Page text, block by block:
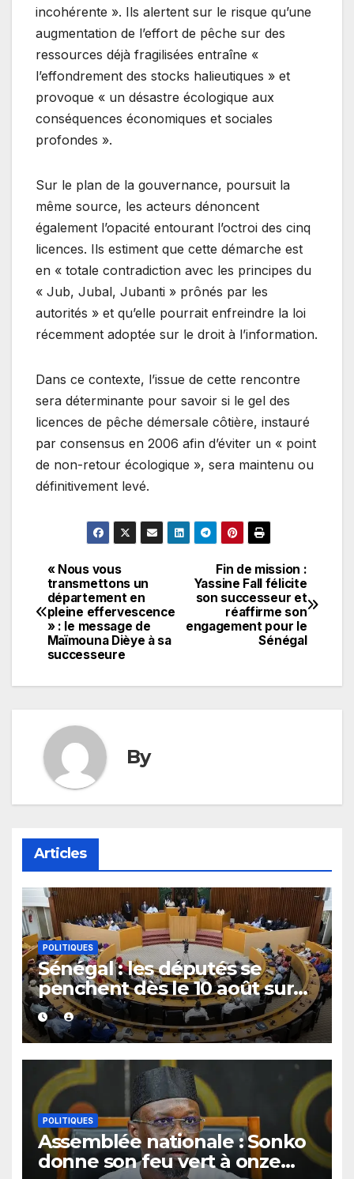
incohérente ». Ils alertent sur le risque qu’une
augmentation de l’effort de pêche sur des
ressources déjà fragilisées entraîne «
l’effondrement des stocks halieutiques » et
provoque « un désastre écologique aux
conséquences économiques et sociales
profondes ».
Sur le plan de la gouvernance, poursuit la
même source, les acteurs dénoncent
également l’opacité entourant l’octroi des cinq
licences. Ils estiment que cette démarche est
en « totale contradiction avec les principes du
« Jub, Jubal, Jubanti » prônés par les
autorités » et qu’elle pourrait enfreindre la loi
récemment adoptée sur le droit à l’information.
Dans ce contexte, l’issue de cette rencontre
sera déterminante pour savoir si le gel des
licences de pêche démersale côtière, instauré
par consensus en 2006 afin d’éviter un « point
de non-retour écologique », sera maintenu ou
définitivement levé.
Navigation
de
l’article
Fin de mission :
Yassine Fall félicite
son successeur et
réaffirme son
engagement pour le
Sénégal
« Nous vous
transmettons un
département en
pleine effervescence
» : le message de
Maïmouna Dièye à sa
successeure
By
Articles
POLITIQUES
Sénégal : les députés se
penchent dès le 10 août sur
plusieurs textes, dont les
fonds spéciaux et secrets
POLITIQUES
Assemblée nationale : Sonko
donne son feu vert à onze